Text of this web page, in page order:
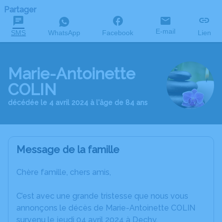
Partager
SMS WhatsApp Facebook E-mail Lien
Marie-Antoinette
COLIN
décédée le 4 avril 2024 à l'âge de 84 ans
Message de la famille
Chère famille, chers amis,
C’est avec une grande tristesse que nous vous
annonçons le décès de Marie-Antoinette COLIN
survenu le jeudi 04 avril 2024 à Dechy.